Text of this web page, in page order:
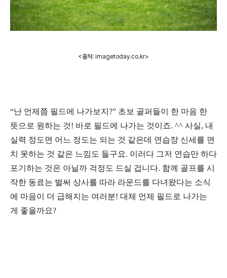
<출처: imagetoday.co.kr>
“난 언제쯤 필드에 나가보지 ?” 초보 골퍼들이 한 마음 한
뜻으로 원하는 것! 바로 필드에 나가는 것이죠. ^^ 사실, 내
실력 정도면 어느 정도는 되는 것 같은데 연습장 신세를 면
치 못하는 것 같은 느낌도 들구요. 이러다 그저 연습만 하다
포기하는 것은 아닐까 걱정도 드실 겁니다. 함께 골프를 시
작한 동료는 벌써 상사를 따라 라운드를 다녀왔다는 소식
에 마음이 더 급해지는 여러분! 대체 언제 필드로 나가는
게 좋을까요?